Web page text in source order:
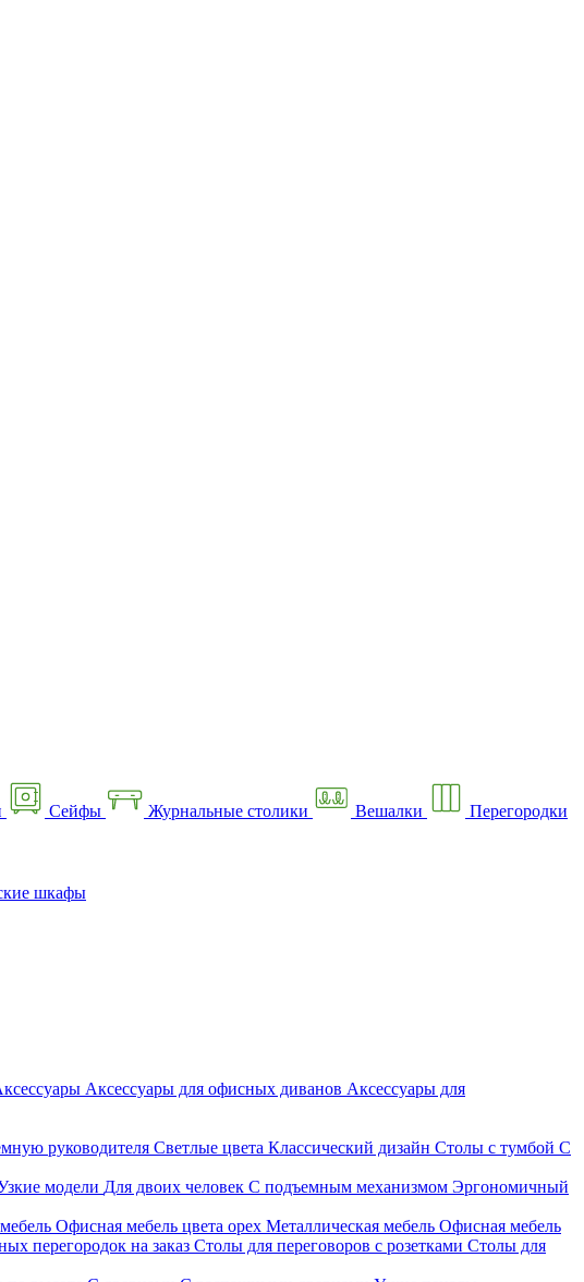
Сейфы Журнальные столики Вешалки Перегородки
шкафы
Аксессуары для офисных диванов Аксессуары для
руководителя Светлые цвета Классический дизайн Столы с тумбой С
модели Для двоих человек С подъемным механизмом Эргономичный
Офисная мебель цвета орех Металлическая мебель Офисная мебель
перегородок на заказ Столы для переговоров с розетками Столы для